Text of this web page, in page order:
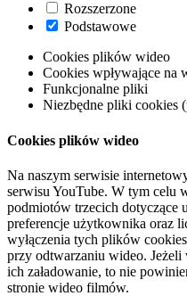
Rozszerzone
Podstawowe
Cookies plików wideo
Cookies wpływające na
Funkcjonalne pliki
Niezbędne pliki cookies
Cookies plików wideo
Na naszym serwisie
serwisu YouTube. W tym celu
podmiotów trzecich dotyczące
preferencje użytkownika oraz
wyłączenia tych plików
przy odtwarzaniu wideo.
ich załadowanie, to nie
stronie wideo filmów.